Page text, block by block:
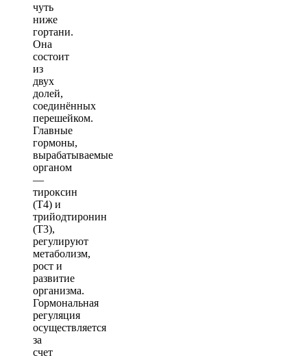
чуть
ниже
гортани.
Она
состоит
из
двух
долей,
соединённых
перешейком.
Главные
гормоны,
вырабатываемые
органом
—
тироксин
(Т4) и
трийодтиронин
(Т3),
регулируют
метаболизм,
рост и
развитие
организма.
Гормональная
регуляция
осуществляется
за
счет